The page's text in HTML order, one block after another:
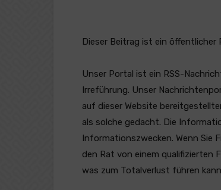
Dieser Beitrag ist ein öffentlicher
Unser Portal ist ein RSS-
Irreführung. Unser
auf dieser Website
als solche gedacht. Die
Informationszwecken. Wenn Sie
den Rat von einem qualifizierten
was zum Totalverlust führen